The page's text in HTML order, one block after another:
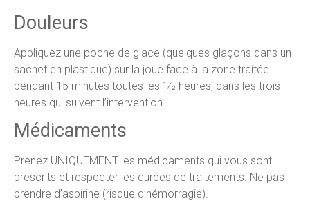
Douleurs
Appliquez une poche de glace (quelques glaçons dans un
sachet en plastique) sur la joue face à la zone traitée
pendant 15 minutes toutes les 1⁄2 heures, dans les trois
heures qui suivent l’intervention.
Médicaments
Prenez UNIQUEMENT les médicaments qui vous sont
prescrits et respecter les durées de traitements. Ne pas
prendre d’aspirine (risque d’hémorragie).